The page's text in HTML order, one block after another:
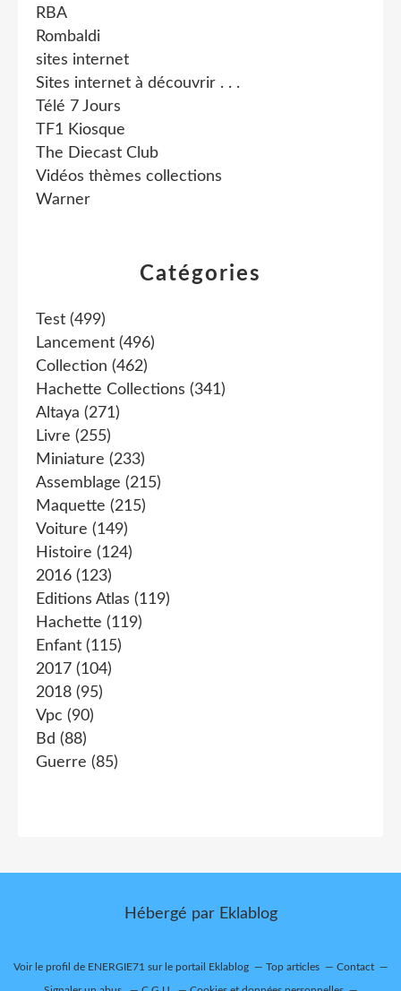
Catégories
Test (499)
Lancement (496)
Collection (462)
Hachette Collections (341)
Altaya (271)
Livre (255)
Miniature (233)
Assemblage (215)
Maquette (215)
Voiture (149)
Histoire (124)
2016 (123)
Editions Atlas (119)
Hachette (119)
Enfant (115)
2017 (104)
2018 (95)
Vpc (90)
Bd (88)
Guerre (85)
RBA
Rombaldi
sites internet
Sites internet à découvrir . . .
Télé 7 Jours
TF1 Kiosque
The Diecast Club
Vidéos thèmes collections
Warner
Hébergé par Eklablog
Voir le profil de ENERGIE71 sur le portail Eklablog Top articles Contact